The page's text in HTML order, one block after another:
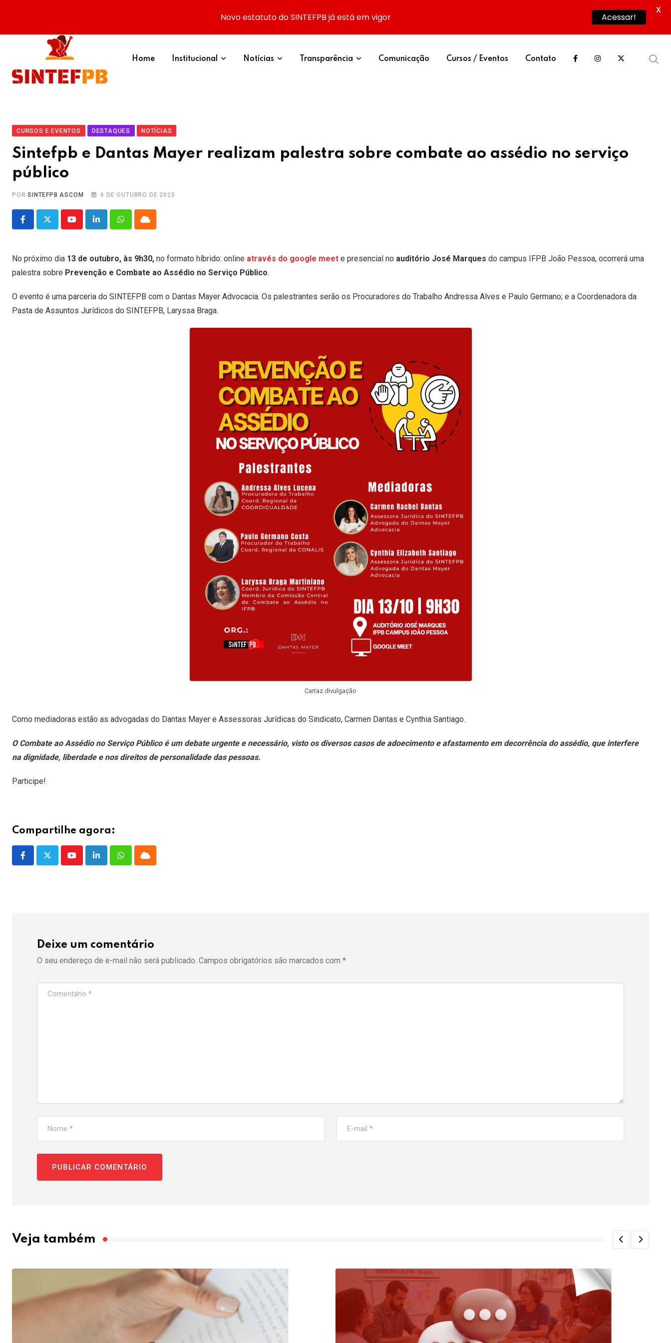
content
Home Institucional Notícias Transparência Comunicação Cursos / Eventos Contato
CURSOS E EVENTOS DESTAQUES NOTÍCIAS
Sintefpb e Dantas Mayer realizam palestra sobre combate ao assédio no serviço
público
PORSINTEFPB ASCOM 6 DE OUTUBRO DE 2025
YoutubeLinkedInWhatsappCloud
No próximo dia 13 de outubro, às 9h30, no formato híbrido: online através do google meet e presencial no auditório José Marques do campus IFPB João Pessoa, ocorrerá uma
palestra sobre Prevenção e Combate ao Assédio no Serviço Público.
O evento é uma parceria do SINTEFPB com o Dantas Mayer Advocacia. Os palestrantes serão os Procuradores do Trabalho Andressa Alves e Paulo Germano; e a Coordenadora da
Pasta de Assuntos Jurídicos do SINTEFPB, Laryssa Braga.
Cartaz divulgação
Como mediadoras estão as advogadas do Dantas Mayer e Assessoras Jurídicas do Sindicato, Carmen Dantas e Cynthia Santiago.
O Combate ao Assédio no Serviço Público é um debate urgente e necessário, visto os diversos casos de adoecimento e afastamento em decorrência do assédio, que interfere
na dignidade, liberdade e nos direitos de personalidade das pessoas.
Participe!
Compartilhe agora:
YoutubeLinkedInWhatsappCloud
Deixe um comentário
O seu endereço de e-mail não será publicado. Campos obrigatórios são marcados com *
Veja também
Novo estatuto do SINTEFPB já está em vigor Acessar!
X